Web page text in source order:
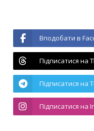
Вподобати в
Підписатися на
Підписатися на
Підписатися на